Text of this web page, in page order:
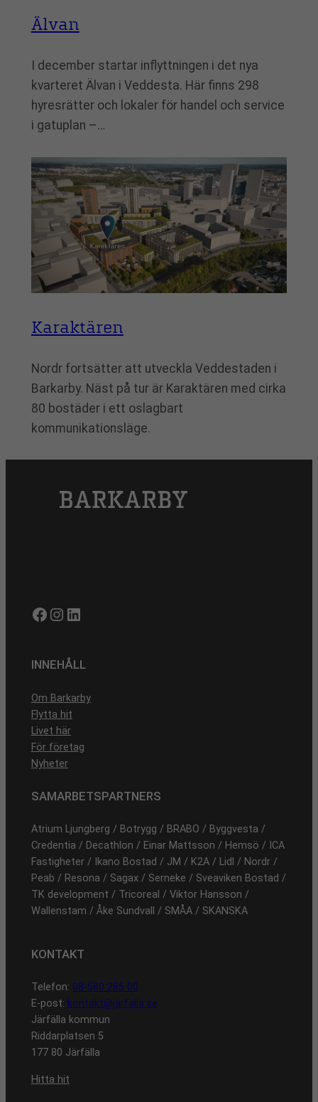
Älvan
I december startar inflyttningen i det nya
kvarteret Älvan i Veddesta. Här finns 298
hyresrätter och lokaler för handel och service
i gatuplan –…
Karaktären
Nordr fortsätter att utveckla Veddestaden i
Barkarby. Näst på tur är Karaktären med cirka
80 bostäder i ett oslagbart
kommunikationsläge.
Facebook Instagram LinkedIn
INNEHÅLL
Om Barkarby
Flytta hit
Livet här
För företag
Nyheter
SAMARBETSPARTNERS
Atrium Ljungberg / Botrygg / BRABO / Byggvesta /
Credentia / Decathlon / Einar Mattsson / Hemsö / ICA
Fastigheter / Ikano Bostad / JM / K2A / Lidl / Nordr /
Peab / Resona / Sagax / Serneke / Sveaviken Bostad /
TK development / Tricoreal / Viktor Hansson /
Wallenstam / Åke Sundvall / SMÅA / SKANSKA
KONTAKT
Telefon: 08-580 285 00
E-post: kontakt@jarfalla.se
Järfälla kommun
Riddarplatsen 5
177 80 Järfälla
Hitta hit